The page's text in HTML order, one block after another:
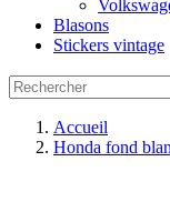
Blasons
Stickers vintage
Accueil
Honda fond